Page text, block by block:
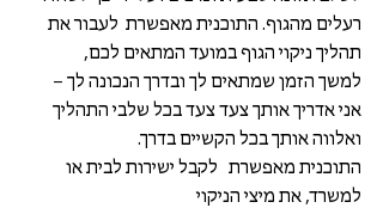
רעלים מהגוף. התוכנית מאפשרת  לעבור את
תהליך ניקוי הגוף במועד המתאים לכם,
למשך הזמן שמתאים לך ובדרך הנכונה לך –
אני אדריך אותך צעד צעד בכל שלבי התהליך
ואלווה אותך בכל הקשיים בדרך.
התוכנית מאפשרת   לקבל ישירות לבית או
למשרד, את מיצי הניקוי